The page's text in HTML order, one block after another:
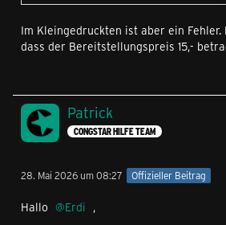
Im Kleingedruckten ist aber ein
dass der Bereitstellungspreis 15,-
Patrick
CONGSTAR HILFE TEAM
28. Mai 2026 um 08:27 Offizieller Beitrag
Hallo Erdi ,